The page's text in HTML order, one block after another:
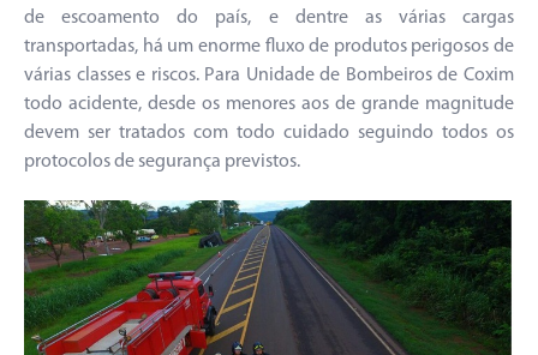
de escoamento do país, e dentre as várias cargas
transportadas, há um enorme fluxo de produtos perigosos de
várias classes e riscos. Para Unidade de Bombeiros de Coxim
todo acidente, desde os menores aos de grande magnitude
devem ser tratados com todo cuidado seguindo todos os
protocolos de segurança previstos.